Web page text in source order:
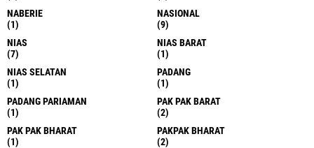
NABERIE
(1)
NASIONAL
(9)
NIAS
(7)
NIAS BARAT
(1)
NIAS SELATAN
(1)
PADANG
(1)
PADANG PARIAMAN
(1)
PAK PAK BARAT
(2)
PAK PAK BHARAT
(1)
PAKPAK BHARAT
(2)